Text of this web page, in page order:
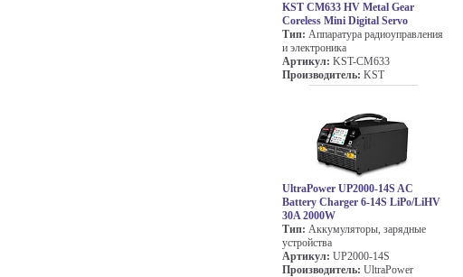
KST CM633 HV Metal Gear
Coreless Mini Digital Servo
Тип: Аппаратура радиоуправления
и электроника
Артикул: KST-CM633
Производитель: KST
UltraPower UP2000-14S AC
Battery Charger 6-14S LiPo/LiHV
30A 2000W
Тип: Аккумуляторы, зарядные
устройства
Артикул: UP2000-14S
Производитель: UltraPower